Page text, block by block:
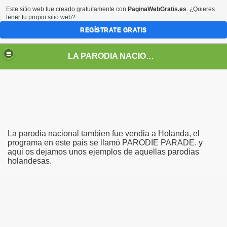
LA PARODIA NACIONAL
La parodia nacional tambien fue vendia a Holanda, el
programa en este pais se llamó PARODIE PARADE. y
aqui os dejamos unos ejemplos de aquellas parodias
holandesas.
Este sitio web fue creado gratuitamente con PaginaWebGratis.es. ¿Quieres
tener tu propio sitio web?
REGÍSTRATE GRATIS